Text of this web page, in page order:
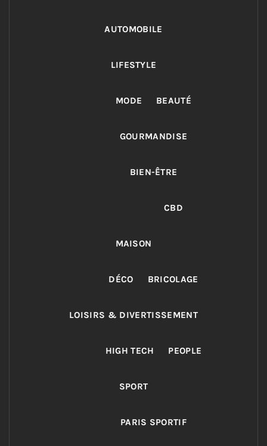
AUTOMOBILE
LIFESTYLE
MODE BEAUTÉ
GOURMANDISE
BIEN-ÊTRE
CBD
MAISON
DÉCO BRICOLAGE
LOISIRS & DIVERTISSEMENT
HIGH TECH PEOPLE
SPORT
PARIS SPORTIF